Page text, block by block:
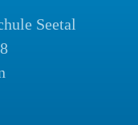
Seetal